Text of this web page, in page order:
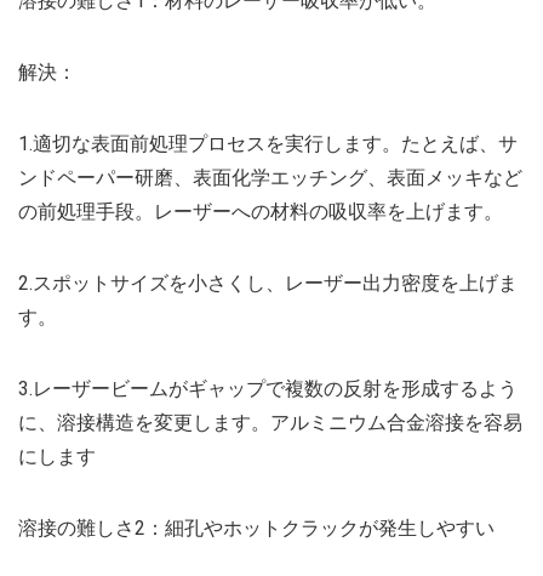
解決：
1.適切な表面前処理プロセスを実行します。たとえば、サ
ンドペーパー研磨、表面化学エッチング、表面メッキなど
の前処理手段。レーザーへの材料の吸収率を上げます。
2.スポットサイズを小さくし、レーザー出力密度を上げま
す。
3.レーザービームがギャップで複数の反射を形成するよう
に、溶接構造を変更します。アルミニウム合金溶接を容易
にします
溶接の難しさ2：細孔やホットクラックが発生しやすい